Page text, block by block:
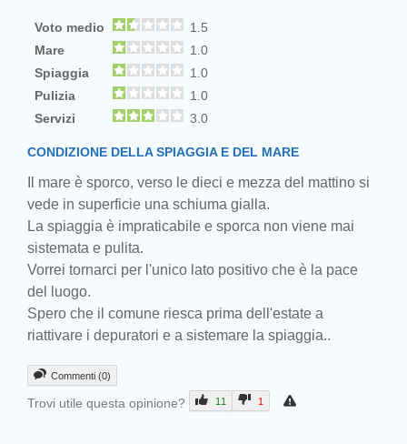
Voto medio
1.5
Mare
1.0
Spiaggia
1.0
Pulizia
1.0
Servizi
3.0
CONDIZIONE DELLA SPIAGGIA E DEL MARE
Il mare è sporco, verso le dieci e mezza del mattino si
vede in superficie una schiuma gialla.
La spiaggia è impraticabile e sporca non viene mai
sistemata e pulita.
Vorrei tornarci per l'unico lato positivo che è la pace
del luogo.
Spero che il comune riesca prima dell'estate a
riattivare i depuratori e a sistemare la spiaggia..
Commenti (0)
Trovi utile questa opinione? 11 1